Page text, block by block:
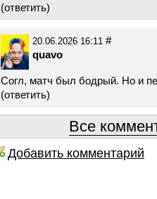
(ответить)
20.06.2026 16:11 #
quavo
Согл, матч был бодрый. Но и
(ответить)
Все
Добавить комментарий